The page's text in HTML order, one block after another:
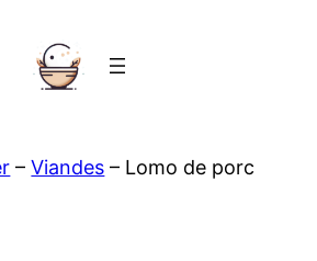
–Viandes – Lomo de porc